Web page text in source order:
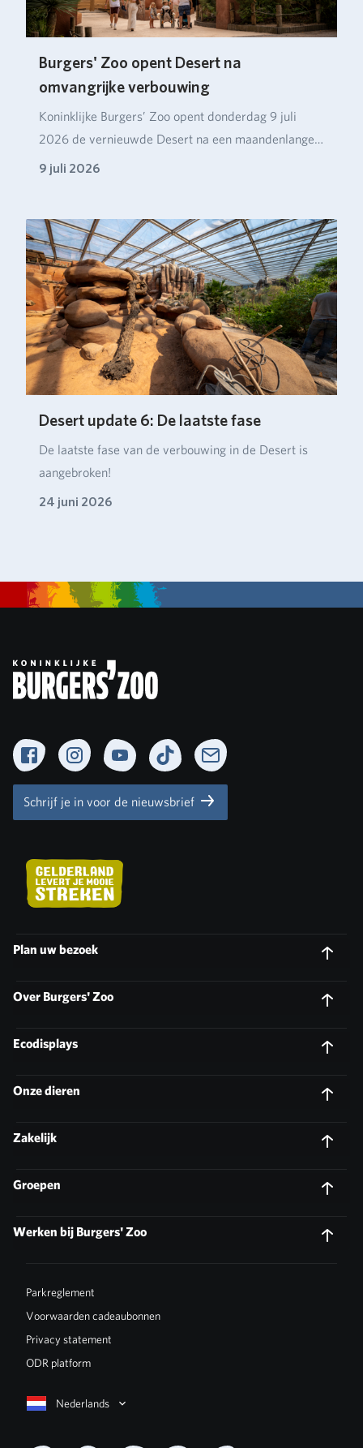
Burgers' Zoo opent Desert na
omvangrijke verbouwing
Koninklijke Burgers’ Zoo opent donderdag 9 juli
2026 de vernieuwde Desert na een maandenlange
verbou…
9 juli 2026
Desert update 6: De laatste fase
De laatste fase van de verbouwing in de Desert is
aangebroken!
24 juni 2026
FacebookInstagramYouTubeTikTok Newsletter
Schrijf je in voor de nieuwsbrief
Plan uw bezoek
Over Burgers' Zoo
Ecodisplays
Onze dieren
Zakelijk
Groepen
Werken bij Burgers' Zoo
Nederlands
Parkreglement
Voorwaarden cadeaubonnen
Privacy statement
ODR platform